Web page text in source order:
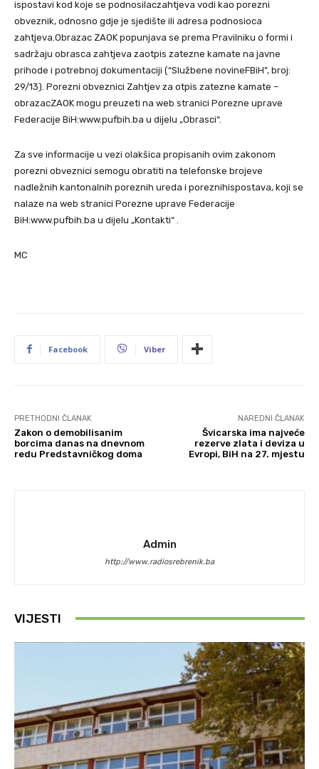
ispostavi kod koje se podnosilaczahtjeva vodi kao porezni
obveznik, odnosno gdje je sjedište ili adresa podnosioca
zahtjeva.Obrazac ZAOK popunjava se prema Pravilniku o formi i
sadržaju obrasca zahtjeva zaotpis zatezne kamate na javne
prihode i potrebnoj dokumentaciji (“Službene novineFBiH”, broj:
29/13). Porezni obveznici Zahtjev za otpis zatezne kamate –
obrazacZAOK mogu preuzeti na web stranici Porezne uprave
Federacije BiH:www.pufbih.ba u dijelu „Obrasci“.
Za sve informacije u vezi olakšica propisanih ovim zakonom
porezni obveznici semogu obratiti na telefonske brojeve
nadležnih kantonalnih poreznih ureda i poreznihispostava, koji se
nalaze na web stranici Porezne uprave Federacije
BiH:www.pufbih.ba u dijelu „Kontakti“ .
MC
Facebook Viber
PRETHODNI ČLANAK
Zakon o demobilisanim
borcima danas na dnevnom
redu Predstavničkog doma
NAREDNI ČLANAK
Švicarska ima najveće
rezerve zlata i deviza u
Evropi, BiH na 27. mjestu
Admin
http://www.radiosrebrenik.ba
VIJESTI